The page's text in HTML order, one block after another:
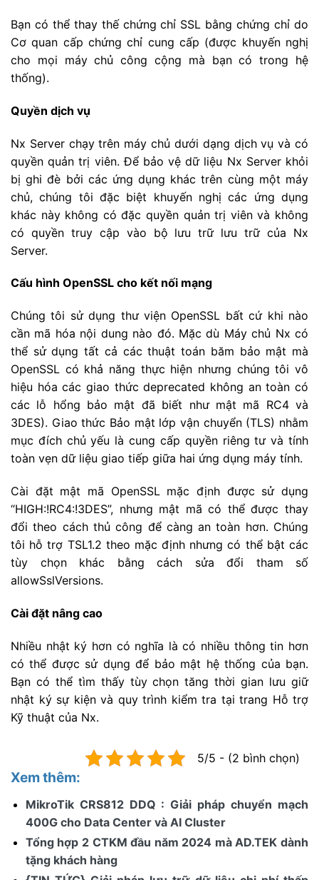
Bạn có thể thay thế chứng chỉ SSL bằng chứng chỉ do
Cơ quan cấp chứng chỉ cung cấp (được khuyến nghị
cho mọi máy chủ công cộng mà bạn có trong hệ
thống).
Quyền dịch vụ
Nx Server chạy trên máy chủ dưới dạng dịch vụ và có
quyền quản trị viên. Để bảo vệ dữ liệu Nx Server khỏi
bị ghi đè bởi các ứng dụng khác trên cùng một máy
chủ, chúng tôi đặc biệt khuyến nghị các ứng dụng
khác này không có đặc quyền quản trị viên và không
có quyền truy cập vào bộ lưu trữ lưu trữ của Nx
Server.
Cấu hình OpenSSL cho kết nối mạng
Chúng tôi sử dụng thư viện OpenSSL bất cứ khi nào
cần mã hóa nội dung nào đó. Mặc dù Máy chủ Nx có
thể sử dụng tất cả các thuật toán băm bảo mật mà
OpenSSL có khả năng thực hiện nhưng chúng tôi vô
hiệu hóa các giao thức deprecated không an toàn có
các lỗ hổng bảo mật đã biết như mật mã RC4 và
3DES). Giao thức Bảo mật lớp vận chuyển (TLS) nhằm
mục đích chủ yếu là cung cấp quyền riêng tư và tính
toàn vẹn dữ liệu giao tiếp giữa hai ứng dụng máy tính.
Cài đặt mật mã OpenSSL mặc định được sử dụng
“HIGH:!RC4:!3DES”, nhưng mật mã có thể được thay
đổi theo cách thủ công để càng an toàn hơn. Chúng
tôi hỗ trợ TSL1.2 theo mặc định nhưng có thể bật các
tùy chọn khác bằng cách sửa đổi tham số
allowSslVersions.
Cài đặt nâng cao
Nhiều nhật ký hơn có nghĩa là có nhiều thông tin hơn
có thể được sử dụng để bảo mật hệ thống của bạn.
Bạn có thể tìm thấy tùy chọn tăng thời gian lưu giữ
nhật ký sự kiện và quy trình kiểm tra tại trang Hỗ trợ
Kỹ thuật của Nx.
5/5 - (2 bình chọn)
Xem thêm:
MikroTik CRS812 DDQ : Giải pháp chuyển mạch
400G cho Data Center và AI Cluster
Tổng hợp 2 CTKM đầu năm 2024 mà AD.TEK dành
tặng khách hàng